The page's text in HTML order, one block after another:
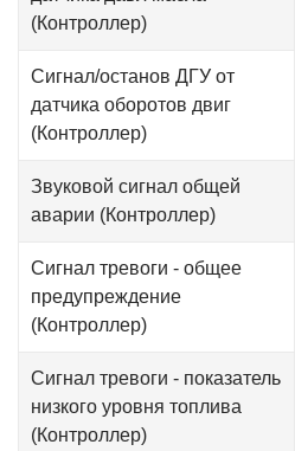
(Контроллер)
Сигнал/останов ДГУ от
датчика оборотов двиг
(Контроллер)
Звуковой сигнал общей
аварии (Контроллер)
Сигнал тревоги - общее
предупреждение
(Контроллер)
Сигнал тревоги - показатель
низкого уровня топлива
(Контроллер)